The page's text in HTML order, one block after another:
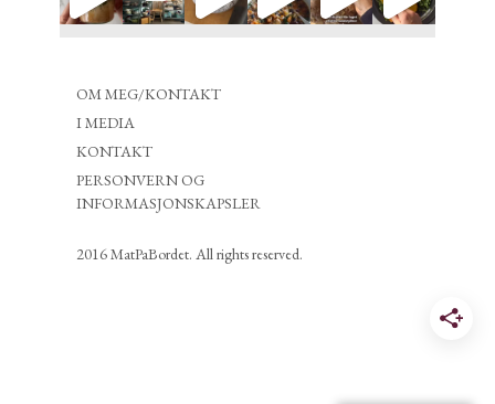
OM MEG/KONTAKT
I MEDIA
KONTAKT
PERSONVERN OG
INFORMASJONSKAPSLER
2016 MatPaBordet. All rights reserved.